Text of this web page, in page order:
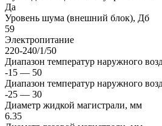
Да
Уровень шума (внешний блок), Дб
59
Электропитание
220-240/1/50
Диапазон температур наружного
-15 — 50
Диапазон температур наружного
-25 — 30
Диаметр жидкой магистрали, мм
6.35